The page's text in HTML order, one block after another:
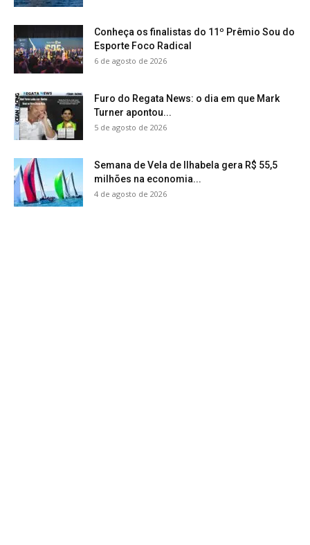
Conheça os finalistas do 11º Prêmio Sou do
Esporte Foco Radical
6 de agosto de 2026
Furo do Regata News: o dia em que Mark
Turner apontou...
5 de agosto de 2026
Semana de Vela de Ilhabela gera R$ 55,5
milhões na economia...
4 de agosto de 2026